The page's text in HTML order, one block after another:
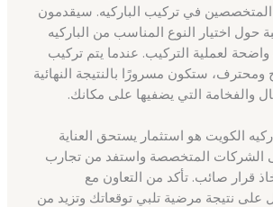
في تركيب الباركيه. سيقدمون
حول اختيار النوع المناسب من الباركيه
لعملية التركيب. عندما يتم تركيب
ستكون مسرورًا بالنتيجة النهائية
والفخامة التي يضفيها على مكانك.
الكويت هو استثمار يستحق العناية
الشركات المتخصصة واستفد من تجارب
قرار صائب. تأكد من التعاون مع
نتيجة مرضية تلبي توقعاتك وتزيد من